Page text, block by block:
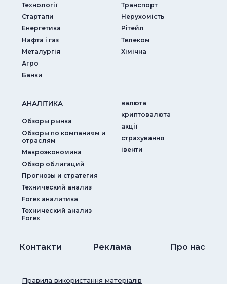
Технології
Стартапи
Енергетика
Нафта і газ
Металургія
Агро
Банки
Транспорт
Нерухомість
Рітейл
Телеком
Хімічна
АНАЛIТИКА
Обзоры рынка
Обзоры по компаниям и
отраслям
Макроэкономика
Обзор облигаций
Прогнозы и стратегия
Технический анализ
Forex аналитика
Технический анализ
Forex
валюта
криптовалюта
акції
страхування
iвенти
Контакти Реклама Про нас
Правила використання матеріалів